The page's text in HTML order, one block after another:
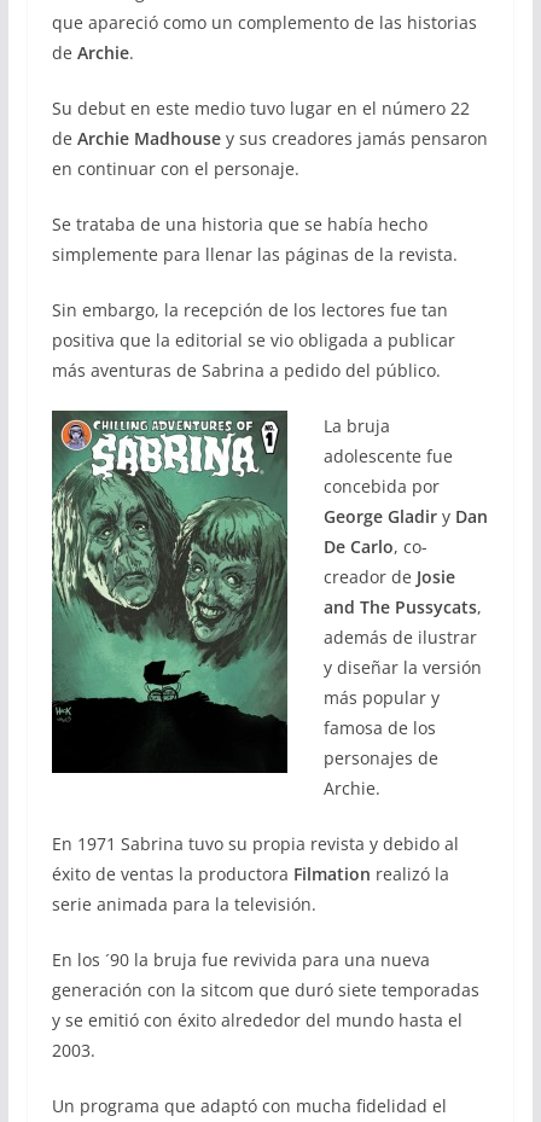
que apareció como un complemento de las historias
de Archie.
Su debut en este medio tuvo lugar en el número 22
de Archie Madhousey sus creadores jamás pensaron
en continuar con el personaje.
Se trataba de una historia que se había hecho
simplemente para llenar las páginas de la revista.
Sin embargo, la recepción de los lectores fue tan
positiva que la editorial se vio obligada a publicar
más aventuras de Sabrina a pedido del público.
La bruja
adolescente fue
concebida por
George Gladiry Dan
De Carlo, co-
creador de Josie
and The Pussycats,
además de ilustrar
y diseñar la versión
más popular y
famosa de los
personajes de
Archie.
En 1971 Sabrina tuvo su propia revista y debido al
éxito de ventas la productora Filmation realizó la
serie animada para la televisión.
En los ´90 la bruja fue revivida para una nueva
generación con la sitcom que duró siete temporadas
y se emitió con éxito alrededor del mundo hasta el
2003.
Un programa que adaptó con mucha fidelidad el